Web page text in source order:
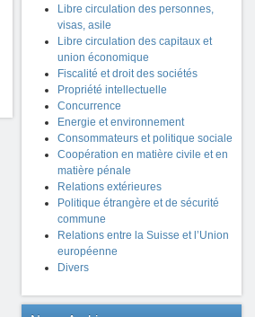
Libre circulation des personnes,
visas, asile
Libre circulation des capitaux et
union économique
Fiscalité et droit des sociétés
Propriété intellectuelle
Concurrence
Energie et environnement
Consommateurs et politique sociale
Coopération en matière civile et en
matière pénale
Relations extérieures
Politique étrangère et de sécurité
commune
Relations entre la Suisse et l’Union
européenne
Divers